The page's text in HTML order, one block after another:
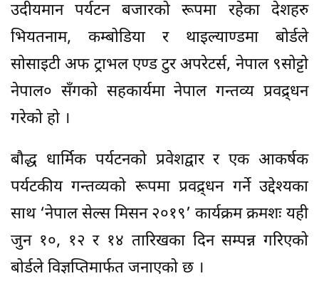
उदीयमान पर्यटन बजारको रूपमा रहेका देशहरु
भियतनाम, कम्बोडिया र थाइल्याण्डमा बोर्डले
सोसाइटी अफ ट्राभल एण्ड टुर अपरेटर्स, नेपाल ९सोट्टो
नेपाल० सँगको सहकार्यमा नेपाल गन्तव्य प्रवद्र्धन
गरेको हो ।
बौद्ध धार्मिक पर्यटनको प्रवेशद्वार र एक आकर्षक
पर्यटकीय गन्तव्यको रूपमा प्रवद्र्धन गर्ने उद्देश्यका
साथ ‘नेपाल सेल्स मिसन २०१९’ कार्यक्रम क्रमशः यही
जुन १०, १२ र १४ तारिखका दिन सम्पन्न गरिएको
बोर्डले विज्ञप्तिमार्फत जनाएको छ ।